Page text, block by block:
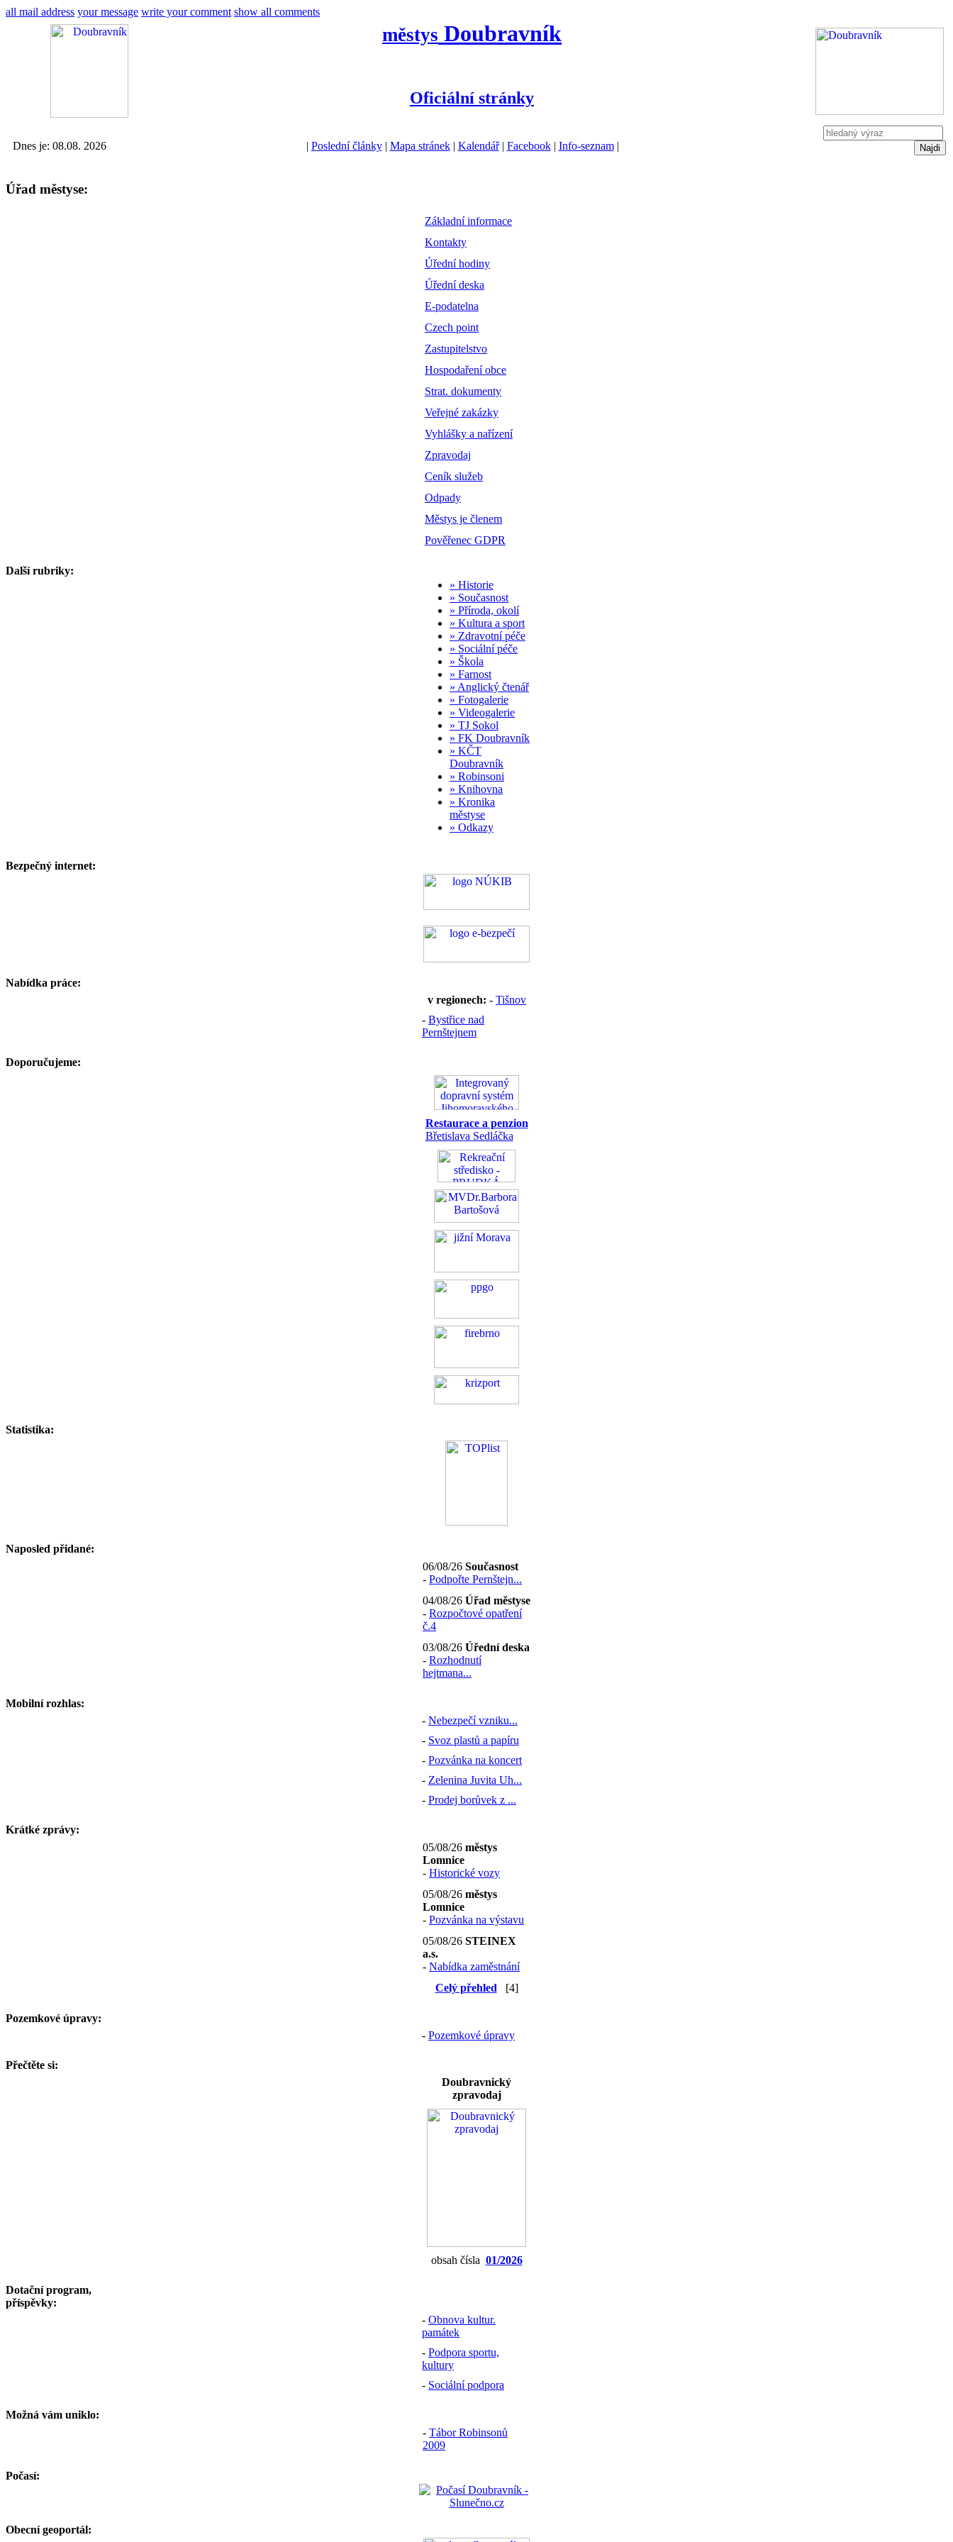
all mail address your message write your comment show all comments
městys Doubravník
Oficiální stránky
Dnes je: 08.08. 2026 | Poslední články| Mapa stránek| Kalendář| Facebook| Info-seznam|
Úřad městyse:
Základní informace
Kontakty
Úřední hodiny
Úřední deska
E-podatelna
Czech point
Zastupitelstvo
Hospodaření obce
Strat. dokumenty
Veřejné zakázky
Vyhlášky a nařízení
Zpravodaj
Ceník služeb
Odpady
Městys je členem
Pověřenec GDPR
Další rubriky:
» Historie
» Současnost
» Příroda, okolí
» Kultura a sport
» Zdravotní péče
» Sociální péče
» Škola
» Farnost
» Anglický čtenář
» Fotogalerie
» Videogalerie
» TJ Sokol
» FK Doubravník
» KČT
Doubravník
» Robinsoni
» Knihovna
» Kronika
městyse
» Odkazy
Bezpečný internet:
Nabídka práce:
v regionech: - Tišnov
- Bystřice nad
Pernštejnem
Doporučujeme:
Restaurace a penzion
Břetislava Sedláčka
Statistika:
Naposled přidané:
06/08/26 Současnost
- Podpořte Pernštejn...
04/08/26 Úřad městyse
- Rozpočtové opatření
č.4
03/08/26 Úřední deska
- Rozhodnutí
hejtmana...
Mobilní rozhlas:
- Nebezpečí vzniku...
- Svoz plastů a papíru
- Pozvánka na koncert
- Zelenina Juvita Uh...
- Prodej borůvek z ...
Krátké zprávy:
05/08/26 městys
Lomnice
- Historické vozy
05/08/26 městys
Lomnice
- Pozvánka na výstavu
05/08/26 STEINEX
a.s.
- Nabídka zaměstnání
Celý přehled[4]
Pozemkové úpravy:
- Pozemkové úpravy
Přečtěte si:
Doubravnický
zpravodaj
obsah čísla 01/2026
Dotační program,
příspěvky:
- Obnova kultur.
památek
- Podpora sportu,
kultury
- Sociální podpora
Možná vám uniklo:
- Tábor Robinsonů
2009
Počasí:
Obecní geoportál: